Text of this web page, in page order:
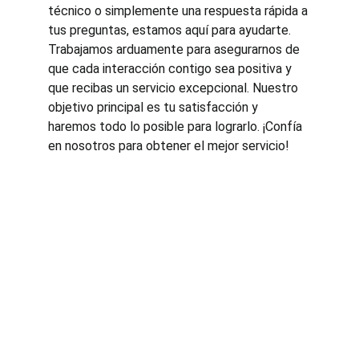
técnico o simplemente una respuesta rápida a
tus preguntas, estamos aquí para ayudarte.
Trabajamos arduamente para asegurarnos de
que cada interacción contigo sea positiva y
que recibas un servicio excepcional. Nuestro
objetivo principal es tu satisfacción y
haremos todo lo posible para lograrlo. ¡Confía
en nosotros para obtener el mejor servicio!